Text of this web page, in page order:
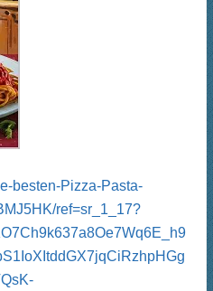
besten-Pizza-Pasta-
ref=sr_1_17?